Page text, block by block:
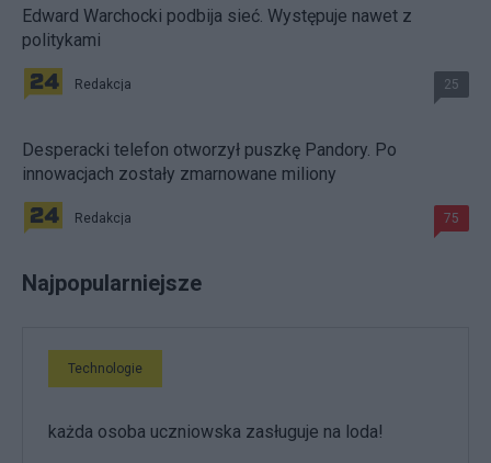
Edward Warchocki podbija sieć. Występuje nawet z
politykami
Redakcja 25
Desperacki telefon otworzył puszkę Pandory. Po
innowacjach zostały zmarnowane miliony
Redakcja 75
Najpopularniejsze
Technologie
każda osoba uczniowska zasługuje na loda!